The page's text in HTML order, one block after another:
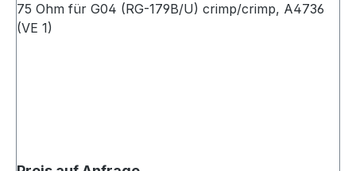
75 Ohm für G04 (RG-179B/U) crimp/crimp, A4736
(VE 1)